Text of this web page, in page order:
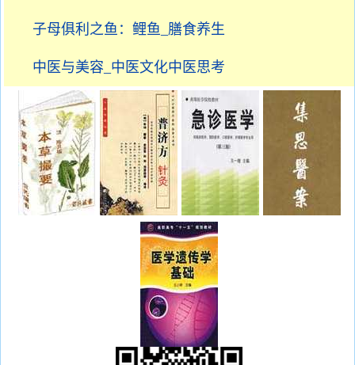
子母俱利之鱼：鲤鱼_膳食养生
中医与美容_中医文化中医思考